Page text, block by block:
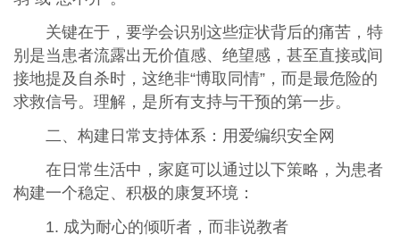
关键在于，要学会识别这些症状背后的痛苦，特
别是当患者流露出无价值感、绝望感，甚至直接或间
接地提及自杀时，这绝非“博取同情”，而是最危险的
求救信号。理解，是所有支持与干预的第一步。
二、构建日常支持体系：用爱编织安全网
在日常生活中，家庭可以通过以下策略，为患者
构建一个稳定、积极的康复环境：
1. 成为耐心的倾听者，而非说教者